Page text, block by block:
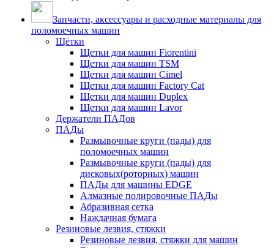
Запчасти, аксессуары и расходные материалы для
поломоечных машин
Щётки
Щетки для машин Fiorentini
Щетки для машин TSM
Щетки для машин Cimel
Щетки для машин Factory Cat
Щетки для машин Duplex
Щетки для машин Lavor
Держатели ПАДов
ПАДы
Размывочные круги (пады) для
поломоечных машин
Размывочные круги (пады) для
дисковых(роторных) машин
ПАДы для машины EDGE
Алмазные полировочные ПАДы
Абразивная сетка
Наждачная бумага
Резиновые лезвия, стяжки
Резиновые лезвия, стяжки для машин